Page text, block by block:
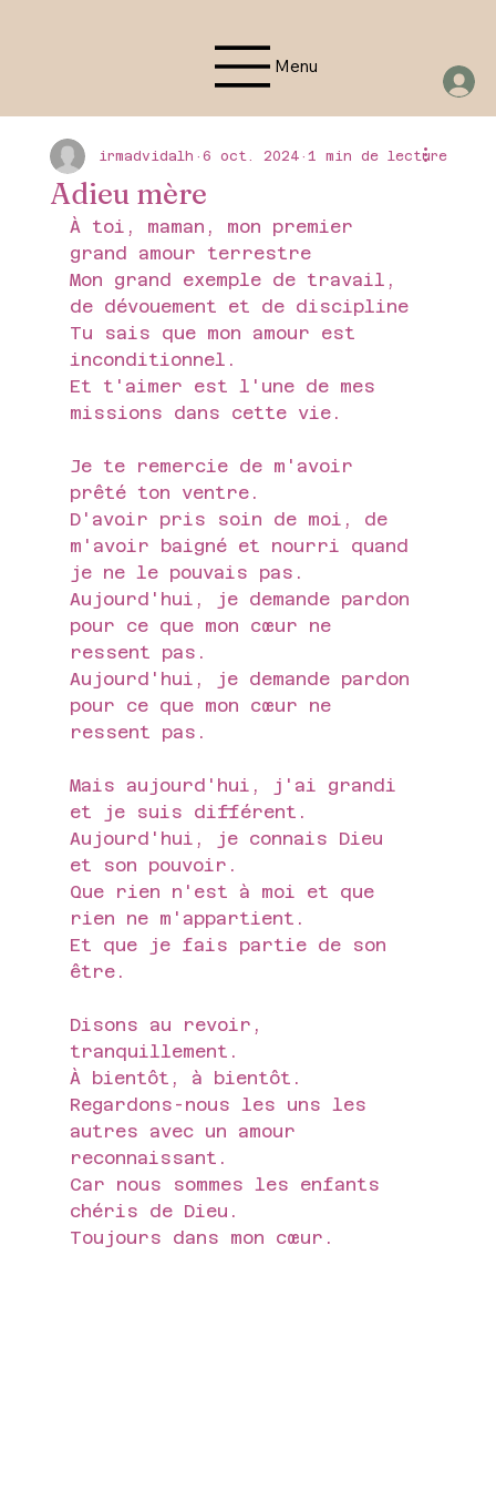
Menu
Adieu mère
irmadvidalh 6 oct. 2024 1 min de lecture
À toi, maman, mon premier
grand amour terrestre
Mon grand exemple de travail,
de dévouement et de discipline
Tu sais que mon amour est
inconditionnel.
Et t'aimer est l'une de mes
missions dans cette vie.
Je te remercie de m'avoir
prêté ton ventre.
D'avoir pris soin de moi, de
m'avoir baigné et nourri quand
je ne le pouvais pas.
Aujourd'hui, je demande pardon
pour ce que mon cœur ne
ressent pas.
Aujourd'hui, je demande pardon
pour ce que mon cœur ne
ressent pas.
Mais aujourd'hui, j'ai grandi
et je suis différent.
Aujourd'hui, je connais Dieu
et son pouvoir.
Que rien n'est à moi et que
rien ne m'appartient.
Et que je fais partie de son
être.
Disons au revoir,
tranquillement.
À bientôt, à bientôt.
Regardons-nous les uns les
autres avec un amour
reconnaissant.
Car nous sommes les enfants
chéris de Dieu.
Toujours dans mon cœur.